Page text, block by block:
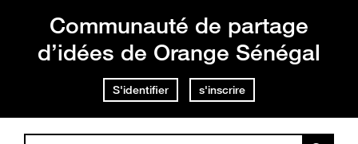
Communauté de partage
d’idées de Orange Sénégal
S'identifier s'inscrire